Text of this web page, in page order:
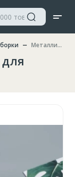
Металлическая губка для посуды 5 шт